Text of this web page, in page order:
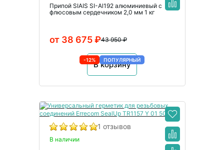
Припой SIAIS SI-Al192 алюминиевый с
флюсовым сердечником 2,0 мм 1 кг
43 950 ₽
от 38 675 ₽
В корзину
-12% ПОПУЛЯРНЫЙ
1 отзывов
В наличии